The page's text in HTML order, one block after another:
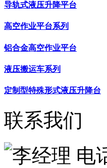
导轨式液压升降平台
高空作业平台系列
铝合金高空作业平台
液压搬运车系列
定制型特殊形式液压升降台
联系我们
李经理 电